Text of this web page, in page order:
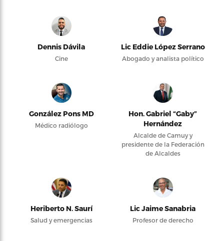
Dennis Dávila
Cine
Lic Eddie López Serrano
Abogado y analista político
González Pons MD
Médico radiólogo
Hon. Gabriel “Gaby”
Hernández
Alcalde de Camuy y
presidente de la Federación
de Alcaldes
Heriberto N. Saurí
Salud y emergencias
Lic Jaime Sanabria
Profesor de derecho